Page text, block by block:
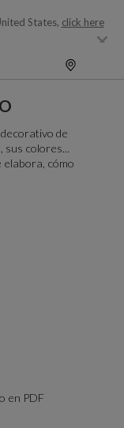
States, click here
de
sus colores...
cómo
en PDF